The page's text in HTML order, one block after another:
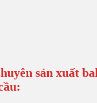
sản xuất